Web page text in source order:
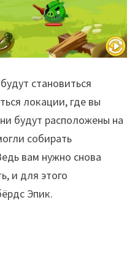
становиться
локации, где вы
будут расположены на
собирать
вам нужно снова
и для этого
Эпик.